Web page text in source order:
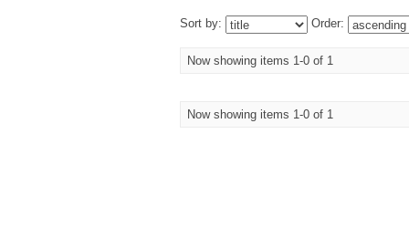
Sort by: Order:
Now showing items 1-0 of 1
Now showing items 1-0 of 1